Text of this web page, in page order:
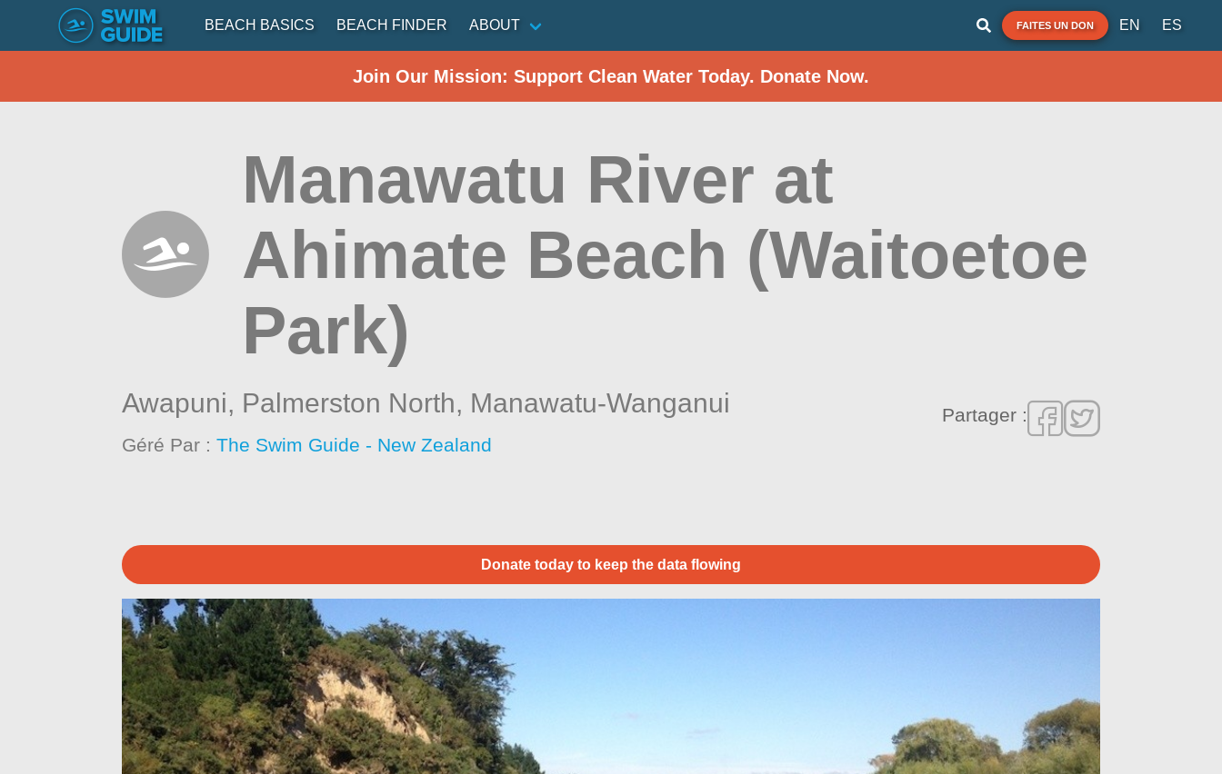
BEACH BASICS BEACH FINDER ABOUT FAITES UN DON EN ES
Join Our Mission: Support Clean Water Today. Donate Now.
Manawatu River at
Ahimate Beach (Waitoetoe
Park)
Awapuni, Palmerston North, Manawatu-Wanganui
Géré Par :The Swim Guide - New Zealand
Partager :
Donate today to keep the data flowing